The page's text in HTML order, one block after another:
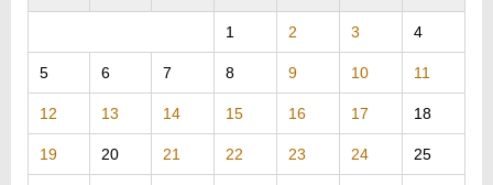
1 2 3 4
5 6 7 8 9 10 11
12 13 14 15 16 17 18
19 20 21 22 23 24 25